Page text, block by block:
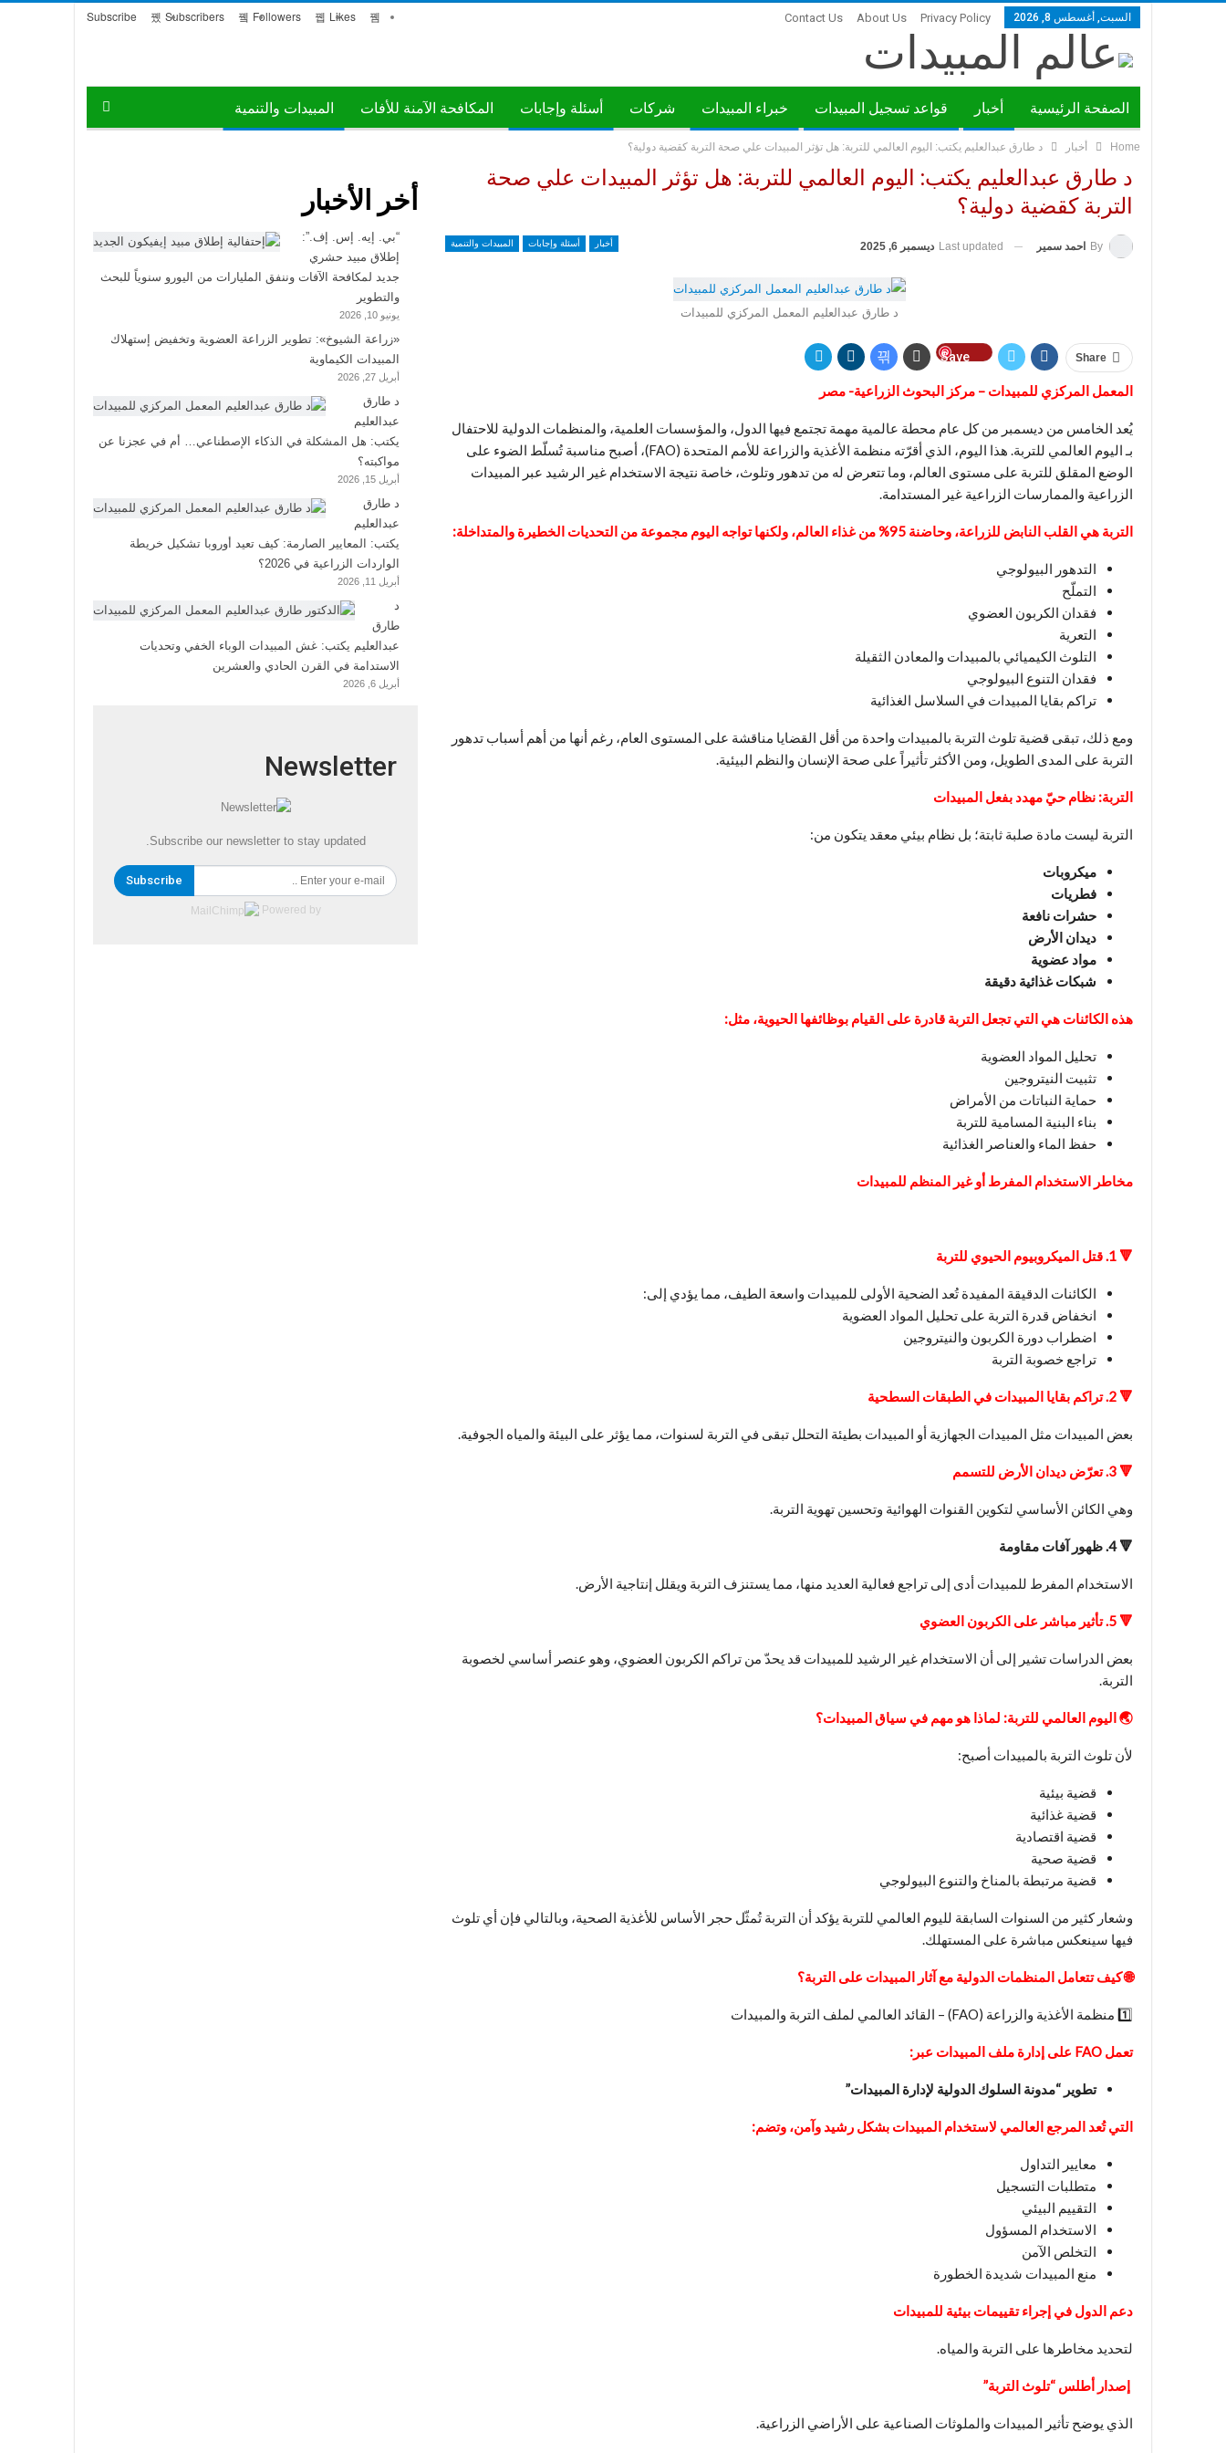
Likes
Followers
Subscribers السبت, أغسطس 8, 2026 Privacy Policy
About Us
Contact Us
الصفحة الرئيسية أخبار قواعد تسجيل المبيدات خبراء المبيدات شركات أسئلة وإجابات المكافحة الآمنة للأفات المبيدات والتنمية
ندوات ومؤتمرات
Home أخبار د طارق عبدالعليم يكتب: اليوم العالمي للتربة: هل تؤثر المبيدات علي صحة التربة كقضية دولية؟
د طارق عبدالعليم يكتب: اليوم العالمي للتربة: هل تؤثر المبيدات علي صحة
التربة كقضية دولية؟
أخبار أسئلة وإجابات المبيدات والتنمية By احمد سمير Last updated ديسمبر 6, 2025
د طارق عبدالعليم المعمل المركزي للمبيدات
Share
Save
المعمل المركزي للمبيدات – مركز البحوث الزراعية- مصر
يُعد الخامس من ديسمبر من كل عام محطة عالمية مهمة تجتمع فيها الدول، والمؤسسات العلمية، والمنظمات الدولية للاحتفال
بـ اليوم العالمي للتربة. هذا اليوم، الذي أقرّته منظمة الأغذية والزراعة للأمم المتحدة (FAO)، أصبح مناسبة تُسلّط الضوء على
الوضع المقلق للتربة على مستوى العالم، وما تتعرض له من تدهور وتلوث، خاصة نتيجة الاستخدام غير الرشيد عبر المبيدات
الزراعية والممارسات الزراعية غير المستدامة.
التربة هي القلب النابض للزراعة، وحاضنة 95% من غذاء العالم، ولكنها تواجه اليوم مجموعة من التحديات الخطيرة والمتداخلة:
التدهور البيولوجي
التملّح
فقدان الكربون العضوي
التعرية
التلوث الكيميائي بالمبيدات والمعادن الثقيلة
فقدان التنوع البيولوجي
تراكم بقايا المبيدات في السلاسل الغذائية
ومع ذلك، تبقى قضية تلوث التربة بالمبيدات واحدة من أقل القضايا مناقشة على المستوى العام، رغم أنها من أهم أسباب تدهور
التربة على المدى الطويل، ومن الأكثر تأثيراً على صحة الإنسان والنظم البيئية.
التربة: نظام حيّ مهدد بفعل المبيدات
التربة ليست مادة صلبة ثابتة؛ بل نظام بيئي معقد يتكون من:
ميكروبات
فطريات
حشرات نافعة
ديدان الأرض
مواد عضوية
شبكات غذائية دقيقة
هذه الكائنات هي التي تجعل التربة قادرة على القيام بوظائفها الحيوية، مثل:
تحليل المواد العضوية
تثبيت النيتروجين
حماية النباتات من الأمراض
بناء البنية المسامية للتربة
حفظ الماء والعناصر الغذائية
مخاطر الاستخدام المفرط أو غير المنظم للمبيدات
🔻
الكائنات الدقيقة المفيدة تُعد الضحية الأولى للمبيدات واسعة الطيف، مما يؤدي إلى:
انخفاض قدرة التربة على تحليل المواد العضوية
اضطراب دورة الكربون والنيتروجين
تراجع خصوبة التربة
🔻
بعض المبيدات مثل المبيدات الجهازية أو المبيدات بطيئة التحلل تبقى في التربة لسنوات، مما يؤثر على البيئة والمياه الجوفية.
🔻
وهي الكائن الأساسي لتكوين القنوات الهوائية وتحسين تهوية التربة.
🔻4. ظهور آفات مقاومة
الاستخدام المفرط للمبيدات أدى إلى تراجع فعالية العديد منها، مما يستنزف التربة ويقلل إنتاجية الأرض.
🔻
بعض الدراسات تشير إلى أن الاستخدام غير الرشيد للمبيدات قد يحدّ من تراكم الكربون العضوي، وهو عنصر أساسي لخصوبة
التربة.
🌏اليوم العالمي للتربة: لماذا هو مهم في سياق المبيدات؟
لأن تلوث التربة بالمبيدات أصبح:
قضية بيئية
قضية غذائية
قضية اقتصادية
قضية صحية
قضية مرتبطة بالمناخ والتنوع البيولوجي
وشعار كثير من السنوات السابقة لليوم العالمي للتربة يؤكد أن التربة تُمثّل حجر الأساس للأغذية الصحية، وبالتالي فإن أي تلوث
فيها سينعكس مباشرة على المستهلك.
🌐كيف تتعامل المنظمات الدولية مع آثار المبيدات على التربة؟
1️⃣ منظمة الأغذية والزراعة (FAO) – القائد العالمي لملف التربة والمبيدات
تعمل FAO على إدارة ملف المبيدات عبر:
تطوير “مدونة السلوك الدولية لإدارة المبيدات”
التي تُعد المرجع العالمي لاستخدام المبيدات بشكل رشيد وآمن، وتضم:
معايير التداول
متطلبات التسجيل
التقييم البيئي
الاستخدام المسؤول
التخلص الآمن
منع المبيدات شديدة الخطورة
دعم الدول في إجراء تقييمات بيئية للمبيدات
لتحديد مخاطرها على التربة والمياه.
إصدار أطلس “تلوث التربة”
الذي يوضح تأثير المبيدات والملوثات الصناعية على الأراضي الزراعية.
أخر الأخبار
“بي. إيه. إس. إف.”:
إطلاق مبيد حشري
جديد لمكافحة الآفات وننفق المليارات من اليورو سنوياً للبحث
والتطوير
يونيو 10, 2026
«زراعة الشيوخ»: تطوير الزراعة العضوية وتخفيض إستهلاك
المبيدات الكيماوية
أبريل 27, 2026
د طارق
عبدالعليم
يكتب: هل المشكلة في الذكاء الإصطناعي… أم في عجزنا عن
مواكبته؟
أبريل 15, 2026
د طارق
عبدالعليم
يكتب: المعايير الصارمة: كيف تعيد أوروبا تشكيل خريطة
الواردات الزراعية في 2026؟
أبريل 11, 2026
د
طارق
عبدالعليم يكتب: غش المبيدات الوباء الخفي وتحديات
الاستدامة في القرن الحادي والعشرين
أبريل 6, 2026
Newsletter
Subscribe our newsletter to stay updated.
Subscribe
Powered by